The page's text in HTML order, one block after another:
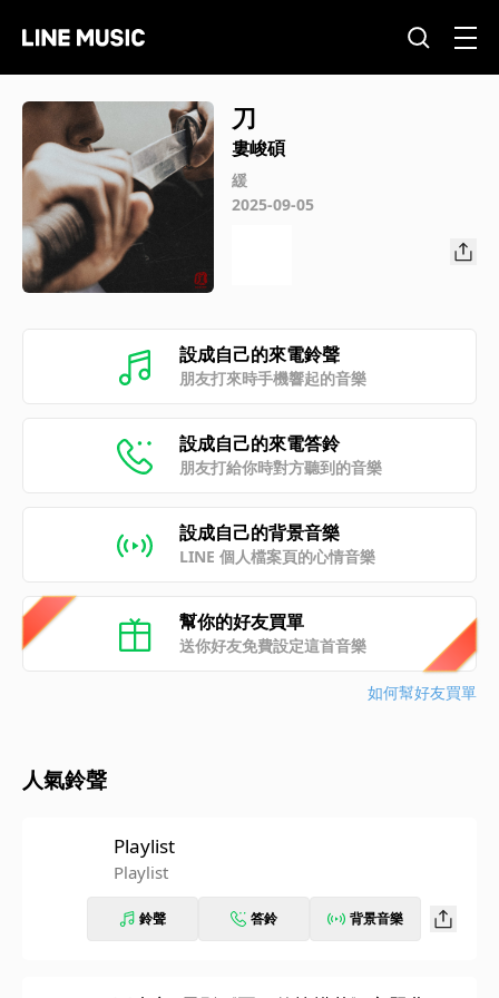
刀
婁峻碩
緩
2025-09-05
設成自己的來電鈴聲
朋友打來時手機響起的音樂
設成自己的來電答鈴
朋友打給你時對方聽到的音樂
設成自己的背景音樂
LINE 個人檔案頁的心情音樂
幫你的好友買單
送你好友免費設定這首音樂
如何幫好友買單
人氣鈴聲
Playlist
Playlist
鈴聲 答鈴 背景音樂